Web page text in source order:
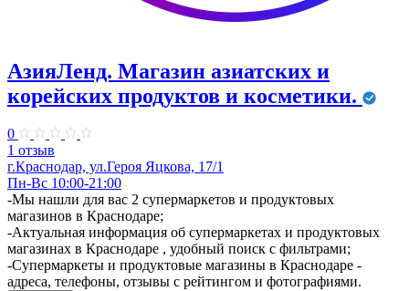
АзияЛенд. Магазин азиатских и
корейских продуктов и косметики.
0
1 отзыв
г.Краснодар, ул.Героя Яцкова, 17/1
Пн-Вс 10:00-21:00
​-Мы нашли для вас 2 супермаркетов и продуктовых
магазинов в Краснодаре;
-Актуальная информация об супермаркетах и продуктовых
магазинах в Краснодаре , удобный поиск с фильтрами;
-Супермаркеты и продуктовые магазины в Краснодаре -
адреса, телефоны, отзывы с рейтингом и фотографиями.